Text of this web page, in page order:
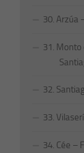
30. Arzúa
31. Monto
Santiago
32.
33.
34. Cée –